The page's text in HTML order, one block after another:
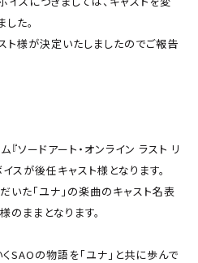
た。
ト様が決定いたしましたのでご報告
ソードアート・オンライン ラスト リ
イスが後任キャスト様となります。
いた「ユナ」の楽曲のキャスト名表
のままとなります。
SAOの物語を「ユナ」と共に歩んで